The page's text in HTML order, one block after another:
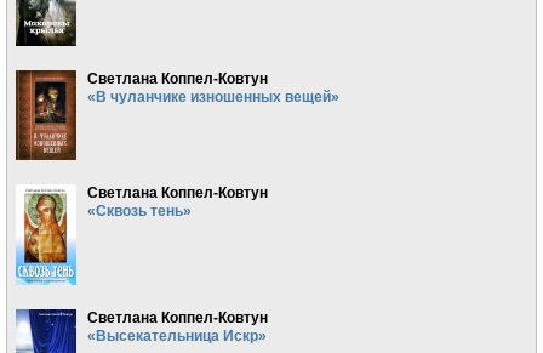
Светлана Коппел-Ковтун
«В чуланчике изношенных вещей»
Светлана Коппел-Ковтун
«Сквозь тень»
Светлана Коппел-Ковтун
«Высекательница Искр»